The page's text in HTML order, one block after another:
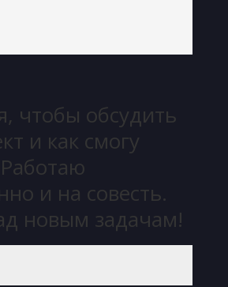
чтобы обсудить
и как смогу
и на совесть.
новым задачам!